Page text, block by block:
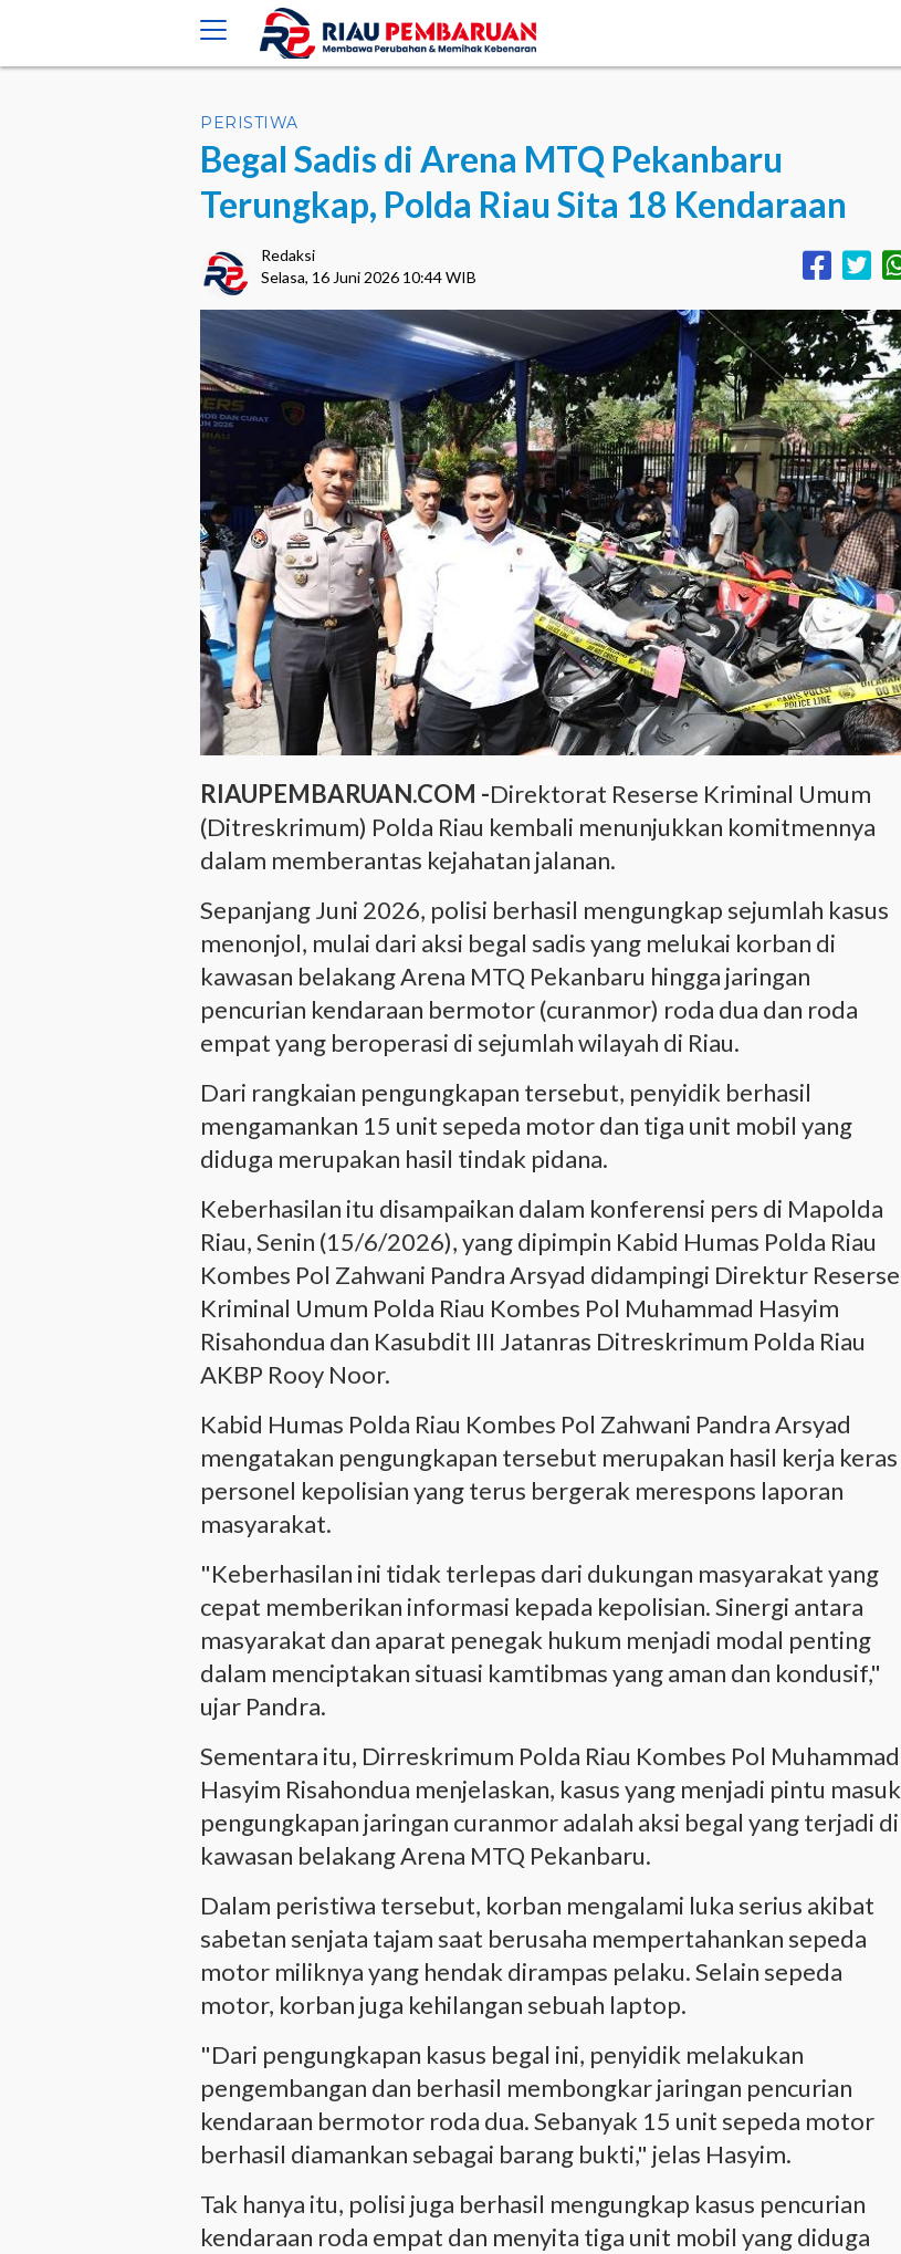
PERISTIWA
Begal Sadis di Arena MTQ Pekanbaru
Terungkap, Polda Riau Sita 18 Kendaraan
Redaksi
Selasa, 16 Juni 2026 10:44 WIB
RIAUPEMBARUAN.COM -Direktorat Reserse Kriminal Umum
(Ditreskrimum) Polda Riau kembali menunjukkan komitmennya
dalam memberantas kejahatan jalanan.
Sepanjang Juni 2026, polisi berhasil mengungkap sejumlah kasus
menonjol, mulai dari aksi begal sadis yang melukai korban di
kawasan belakang Arena MTQ Pekanbaru hingga jaringan
pencurian kendaraan bermotor (curanmor) roda dua dan roda
empat yang beroperasi di sejumlah wilayah di Riau.
Dari rangkaian pengungkapan tersebut, penyidik berhasil
mengamankan 15 unit sepeda motor dan tiga unit mobil yang
diduga merupakan hasil tindak pidana.
Keberhasilan itu disampaikan dalam konferensi pers di Mapolda
Riau, Senin (15/6/2026), yang dipimpin Kabid Humas Polda Riau
Kombes Pol Zahwani Pandra Arsyad didampingi Direktur Reserse
Kriminal Umum Polda Riau Kombes Pol Muhammad Hasyim
Risahondua dan Kasubdit III Jatanras Ditreskrimum Polda Riau
AKBP Rooy Noor.
Kabid Humas Polda Riau Kombes Pol Zahwani Pandra Arsyad
mengatakan pengungkapan tersebut merupakan hasil kerja keras
personel kepolisian yang terus bergerak merespons laporan
masyarakat.
"Keberhasilan ini tidak terlepas dari dukungan masyarakat yang
cepat memberikan informasi kepada kepolisian. Sinergi antara
masyarakat dan aparat penegak hukum menjadi modal penting
dalam menciptakan situasi kamtibmas yang aman dan kondusif,"
ujar Pandra.
Sementara itu, Dirreskrimum Polda Riau Kombes Pol Muhammad
Hasyim Risahondua menjelaskan, kasus yang menjadi pintu masuk
pengungkapan jaringan curanmor adalah aksi begal yang terjadi di
kawasan belakang Arena MTQ Pekanbaru.
Dalam peristiwa tersebut, korban mengalami luka serius akibat
sabetan senjata tajam saat berusaha mempertahankan sepeda
motor miliknya yang hendak dirampas pelaku. Selain sepeda
motor, korban juga kehilangan sebuah laptop.
"Dari pengungkapan kasus begal ini, penyidik melakukan
pengembangan dan berhasil membongkar jaringan pencurian
kendaraan bermotor roda dua. Sebanyak 15 unit sepeda motor
berhasil diamankan sebagai barang bukti," jelas Hasyim.
Tak hanya itu, polisi juga berhasil mengungkap kasus pencurian
kendaraan roda empat dan menyita tiga unit mobil yang diduga